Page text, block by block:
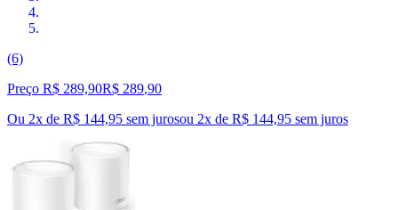
(6)
Preço R$ 289,90R$ 289,90
Ou 2x de R$ 144,95 sem jurosou 2x de R$ 144,95 sem juros